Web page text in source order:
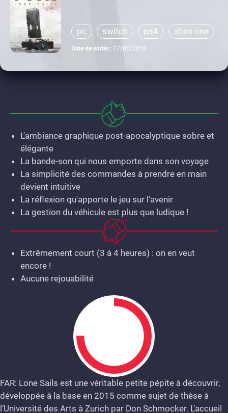
pc switch ps4 xbox one
Date de sortie : 17/05/2018
L'ambiance graphique post-apocalyptique sobre et
élégante
La bande-son qui nous emporte dans son voyage
La simplicité des commandes à prendre en main
devient intuitive
La réflexion qu'apporte le jeu sur l'avenir
La gestion du véhicule est plus que ludique !
Extrêmement court (3 à 4 heures) : on en veut
encore !
Aucune rejouabilité
FAR: Lone Sails est une véritable petite pépite à découvrir,
développée à la base en 2015 comme sujet de thèse à
l’Université des Arts à Zurich par Don Schmocker. L’accueil